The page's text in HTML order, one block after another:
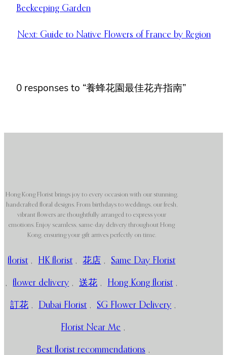
Beekeeping Garden
Next: Guide to Native Flowers of France by Region
0 responses to “養蜂花園最佳花卉指南”
Hong Kong Florist brings joy to every occasion with our stunning,
handcrafted floral designs. From birthdays to weddings, our fresh,
vibrant flowers are thoughtfully arranged to express your
emotions. Enjoy seamless, same-day delivery throughout Hong
Kong, ensuring your gift arrives perfectly on time.
florist , HK florist , 花店 , Same Day Florist
, flower delivery , 送花 , Hong Kong florist ,
訂花 , Dubai Florist , SG Flower Delivery ,
Florist Near Me ,
Best florist recommendations ,